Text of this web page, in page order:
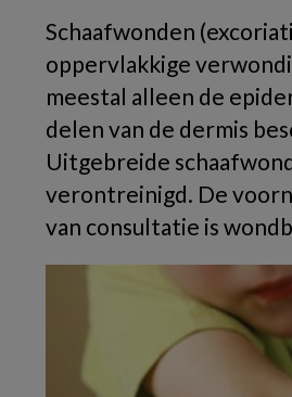
Schaafwonden
oppervlakkige
meestal alleen de
delen van de dermis
Uitgebreide
verontreinigd. De
van consultatie is